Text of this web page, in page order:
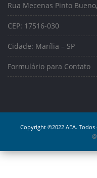
Rua Mecenas Pinto
CEP: 17516-030
Cidade: Marília – SP
Formulário para Contato
Copyright ©2022 AEA.